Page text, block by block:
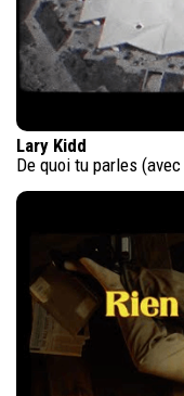
Lary Kidd
De quoi tu parles